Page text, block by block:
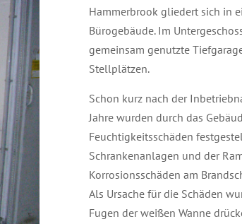
Hammerbrook gliedert sich in
Bürogebäude. Im
gemeinsam genutzte
Stellplätzen.
Schon kurz nach der
Jahre wurden durch das
Feuchtigkeitsschäden
Schrankenanlagen und der
Korrosionsschäden am
Als Ursache für die Schäden
Fugen der weißen Wanne